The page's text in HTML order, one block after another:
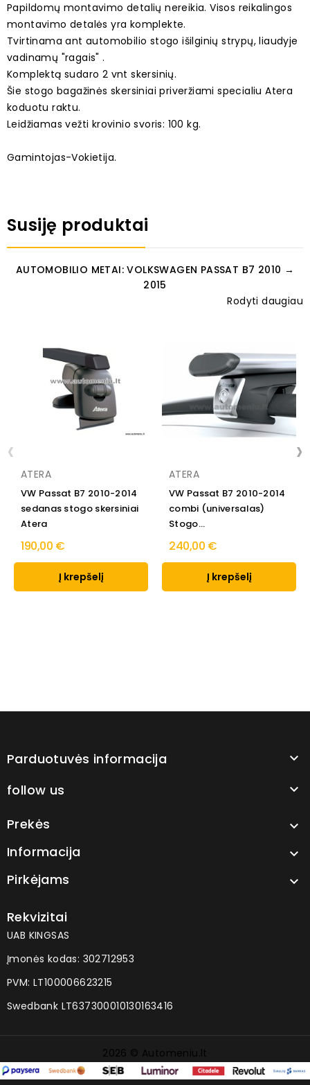
Papildomų montavimo detalių nereikia. Visos reikalingos
montavimo detalės yra komplekte.
Tvirtinama ant automobilio stogo išilginių strypų, liaudyje
vadinamų "ragais" .
Komplektą sudaro 2 vnt skersinių.
Šie stogo bagažinės skersiniai priveržiami specialiu Atera
koduotu raktu.
Leidžiamas vežti krovinio svoris: 100 kg.
Gamintojas-Vokietija.
Susiję produktai
AUTOMOBILIO METAI: VOLKSWAGEN PASSAT B7 2010 →
2015
Rodyti daugiau
ATERA
VW Passat B7 2010-2014
sedanas stogo skersiniai
Atera
190,00 €
Į krepšelį
ATERA
VW Passat B7 2010-2014
combi (universalas)
Stogo...
240,00 €
Į krepšelį
‹ ›
Parduotuvės informacija 
follow us 
Prekės 
Informacija 
Pirkėjams 
Rekvizitai
UAB KINGSAS
Įmonės kodas: 302712953
PVM: LT100006623215
Swedbank LT637300010130163416
2026 © Automeniu.lt